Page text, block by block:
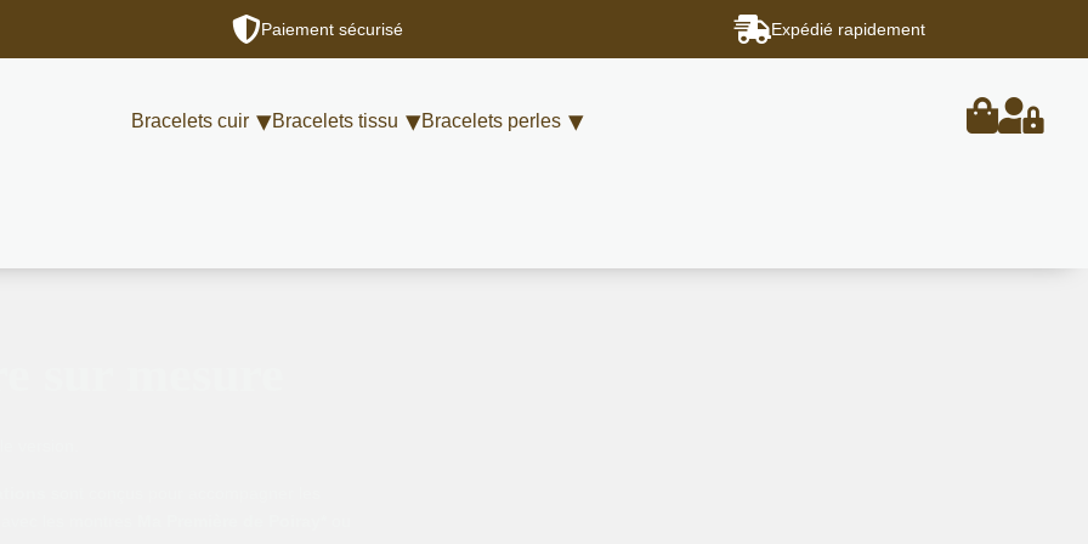
Paiement sécurisé Expédié rapidement
Bracelets cuir Bracelets tissu Bracelets perles